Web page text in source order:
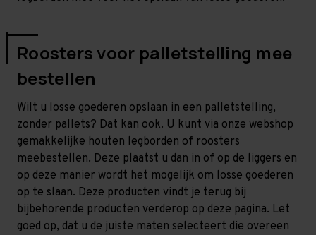
Roosters voor palletstelling mee
bestellen
Wilt u losse goederen opslaan in een palletstelling,
zonder pallets? Dat kan ook. U kunt via onze webshop
gemakkelijke houten legborden of roosters
meebestellen. Deze plaatst u dan in of op de liggers en
op deze manier wordt het mogelijk om losse goederen
op te slaan. Deze producten vindt je terug bij
bijbehorende producten verderop op deze pagina. Let
goed op, dat u de juiste maten selecteert die overeen